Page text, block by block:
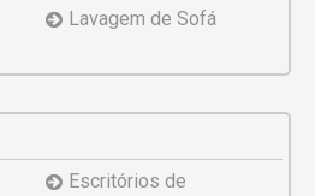
Lavagem de Sofá
Escritórios de